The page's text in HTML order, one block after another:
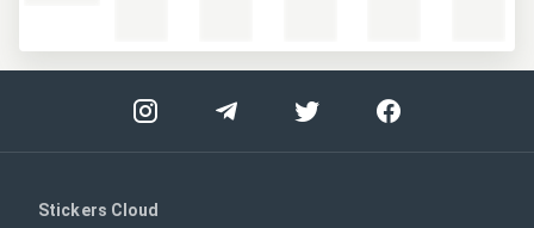
Stickers Cloud